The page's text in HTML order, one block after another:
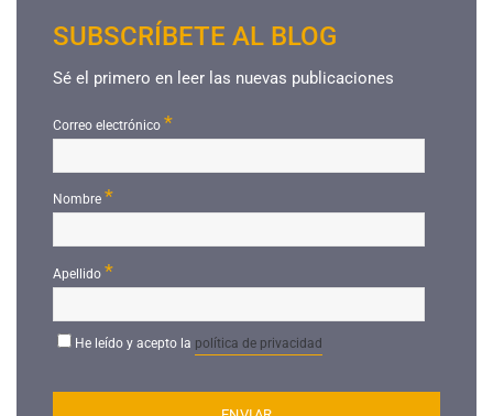
SUBSCRÍBETE AL BLOG
Sé el primero en leer las nuevas publicaciones
Correo electrónico*
Nombre *
Apellido*
He leído y acepto la política de privacidad